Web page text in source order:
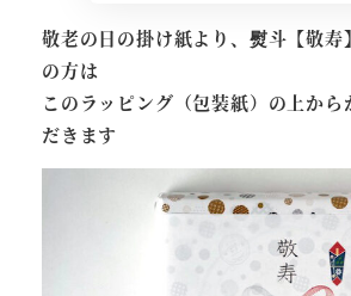
敬老の日の掛け紙より、熨斗【敬寿
の方は
このラッピング（包装紙）の上から
だきます